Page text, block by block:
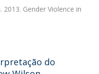
Gender Violence in
do